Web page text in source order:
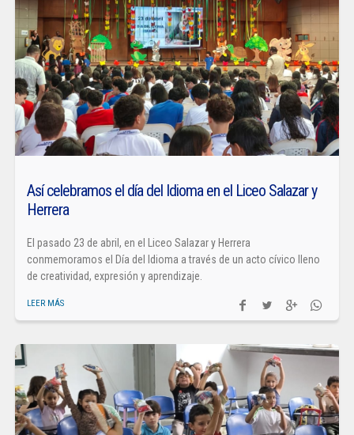
Así celebramos el día del Idioma en el Liceo Salazar y
Herrera
El pasado 23 de abril, en el Liceo Salazar y Herrera
conmemoramos el Día del Idioma a través de un acto cívico lleno
de creatividad, expresión y aprendizaje.
LEER MÁS